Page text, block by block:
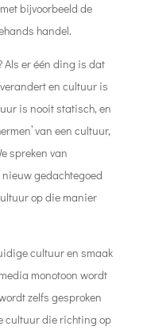
bijvoorbeeld de
handel.
er één ding is dat
en cultuur is
is nooit statisch, en
van een cultuur,
spreken van
gedachtegoed
op die manier
cultuur en smaak
monotoon wordt
zelfs gesproken
cultuur die richting op